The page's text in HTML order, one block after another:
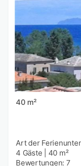
40 m²
Art der
4 Gäste
40 m²
Bewertungen: 7